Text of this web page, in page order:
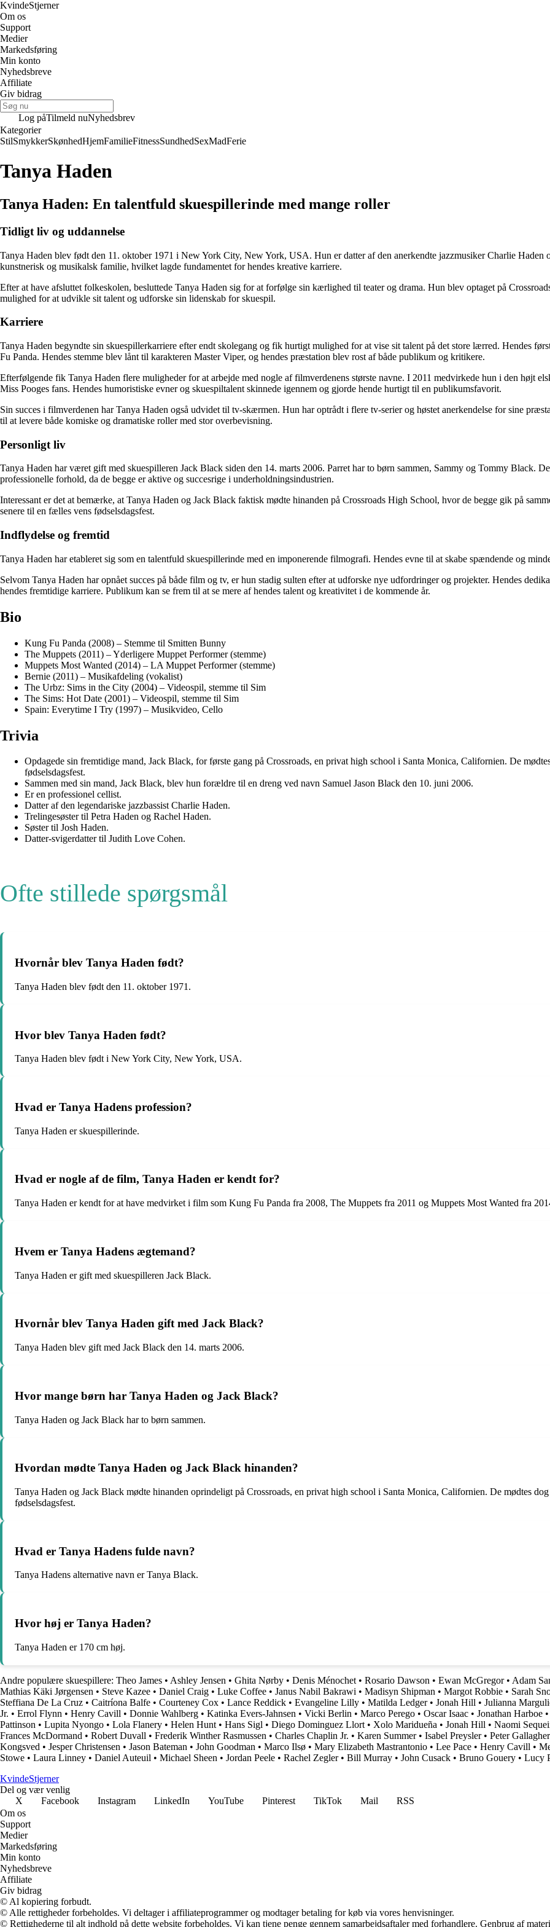
KvindeStjerner
Om os
Support
Medier
Markedsføring
Min konto
Nyhedsbreve
Affiliate
Giv bidrag
Log påTilmeld nuNyhedsbrev
Kategorier
StilSmykkerSkønhedHjemFamilieFitnessSundhedSexMadFerie
Tanya Haden
Tanya Haden: En talentfuld skuespillerinde med mange roller
Tidligt liv og uddannelse
Tanya Haden blev født den 11. oktober 1971 i New York City, New York, USA. Hun er datter af den anerkendte jazzmusiker Charlie Haden
kunstnerisk og musikalsk familie, hvilket lagde fundamentet for hendes kreative karriere.
Efter at have afsluttet folkeskolen, besluttede Tanya Haden sig for at forfølge sin kærlighed til teater og drama. Hun blev optaget på
mulighed for at udvikle sit talent og udforske sin lidenskab for skuespil.
Karriere
Tanya Haden begyndte sin skuespillerkarriere efter endt skolegang og fik hurtigt mulighed for at vise sit talent på det store lærred. Hendes
Fu Panda. Hendes stemme blev lånt til karakteren Master Viper, og hendes præstation blev rost af både publikum og kritikere.
Efterfølgende fik Tanya Haden flere muligheder for at arbejde med nogle af filmverdenens største navne. I 2011 medvirkede hun i den højt
Miss Pooges fans. Hendes humoristiske evner og skuespiltalent skinnede igennem og gjorde hende hurtigt til en publikumsfavorit.
Sin succes i filmverdenen har Tanya Haden også udvidet til tv-skærmen. Hun har optrådt i flere tv-serier og høstet anerkendelse for sine
til at levere både komiske og dramatiske roller med stor overbevisning.
Personligt liv
Tanya Haden har været gift med skuespilleren Jack Black siden den 14. marts 2006. Parret har to børn sammen, Sammy og Tommy Black.
professionelle forhold, da de begge er aktive og succesrige i underholdningsindustrien.
Interessant er det at bemærke, at Tanya Haden og Jack Black faktisk mødte hinanden på Crossroads High School, hvor de begge gik på
senere til en fælles vens fødselsdagsfest.
Indflydelse og fremtid
Tanya Haden har etableret sig som en talentfuld skuespillerinde med en imponerende filmografi. Hendes evne til at skabe spændende og
Selvom Tanya Haden har opnået succes på både film og tv, er hun stadig sulten efter at udforske nye udfordringer og projekter. Hendes
hendes fremtidige karriere. Publikum kan se frem til at se mere af hendes talent og kreativitet i de kommende år.
Bio
Kung Fu Panda (2008) – Stemme til Smitten Bunny
The Muppets (2011) – Yderligere Muppet Performer (stemme)
Muppets Most Wanted (2014) – LA Muppet Performer (stemme)
Bernie (2011) – Musikafdeling (vokalist)
The Urbz: Sims in the City (2004) – Videospil, stemme til Sim
The Sims: Hot Date (2001) – Videospil, stemme til Sim
Spain: Everytime I Try (1997) – Musikvideo, Cello
Trivia
Opdagede sin fremtidige mand, Jack Black, for første gang på Crossroads, en privat high school i Santa Monica, Californien. De
fødselsdagsfest.
Sammen med sin mand, Jack Black, blev hun forældre til en dreng ved navn Samuel Jason Black den 10. juni 2006.
Er en professionel cellist.
Datter af den legendariske jazzbassist Charlie Haden.
Trelingesøster til Petra Haden og Rachel Haden.
Søster til Josh Haden.
Datter-svigerdatter til Judith Love Cohen.
Ofte stillede spørgsmål
Hvornår blev Tanya Haden født?
Tanya Haden blev født den 11. oktober 1971.
Hvor blev Tanya Haden født?
Tanya Haden blev født i New York City, New York, USA.
Hvad er Tanya Hadens profession?
Tanya Haden er skuespillerinde.
Hvad er nogle af de film, Tanya Haden er kendt for?
Tanya Haden er kendt for at have medvirket i film som Kung Fu Panda fra 2008, The Muppets fra 2011 og Muppets Most Wanted fra
Hvem er Tanya Hadens ægtemand?
Tanya Haden er gift med skuespilleren Jack Black.
Hvornår blev Tanya Haden gift med Jack Black?
Tanya Haden blev gift med Jack Black den 14. marts 2006.
Hvor mange børn har Tanya Haden og Jack Black?
Tanya Haden og Jack Black har to børn sammen.
Hvordan mødte Tanya Haden og Jack Black hinanden?
Tanya Haden og Jack Black mødte hinanden oprindeligt på Crossroads, en privat high school i Santa Monica, Californien. De mødtes
fødselsdagsfest.
Hvad er Tanya Hadens fulde navn?
Tanya Hadens alternative navn er Tanya Black.
Hvor høj er Tanya Haden?
Tanya Haden er 170 cm høj.
Andre populære skuespillere: Theo James • Ashley Jensen • Ghita Nørby • Denis Ménochet • Rosario Dawson • Ewan McGregor• Adam
Mathias Käki Jørgensen • Steve Kazee • Daniel Craig • Luke Coffee • Janus Nabil Bakrawi • Madisyn Shipman • Margot Robbie • Sarah
Steffiana De La Cruz • Caitríona Balfe • Courteney Cox • Lance Reddick • Evangeline Lilly • Matilda Ledger• Jonah Hill • Julianna
Jr. • Errol Flynn • Henry Cavill • Donnie Wahlberg • Katinka Evers-Jahnsen • Vicki Berlin • Marco Perego • Oscar Isaac • Jonathan Harboe •
Pattinson • Lupita Nyongo • Lola Flanery • Helen Hunt • Hans Sigl • Diego Dominguez Llort • Xolo Maridueña • Jonah Hill • Naomi
Frances McDormand • Robert Duvall • Frederik Winther Rasmussen • Charles Chaplin Jr. • Karen Summer• Isabel Preysler• Peter Gallagher
Kongsved • Jesper Christensen • Jason Bateman • John Goodman • Marco Ilsø • Mary Elizabeth Mastrantonio • Lee Pace • Henry Cavill •
Stowe • Laura Linney • Daniel Auteuil • Michael Sheen • Jordan Peele • Rachel Zegler• Bill Murray • John Cusack • Bruno Gouery • Lucy
KvindeStjerner
Del og vær venlig
X
Facebook Instagram LinkedIn YouTube Pinterest TikTok Mail
RSS
Om os
Support
Medier
Markedsføring
Min konto
Nyhedsbreve
Affiliate
Giv bidrag
© Al kopiering forbudt.
© Alle rettigheder forbeholdes. Vi deltager i affiliateprogrammer og modtager betaling for køb via vores henvisninger.
© Rettighederne til alt indhold på dette website forbeholdes. Vi kan tjene penge gennem samarbejdsaftaler med forhandlere. Genbrug af